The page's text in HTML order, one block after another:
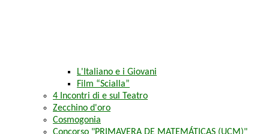
L'Italiano e i Giovani
Film “Scialla”
4 Incontri di e sul Teatro
Zecchino d'oro
Cosmogonia